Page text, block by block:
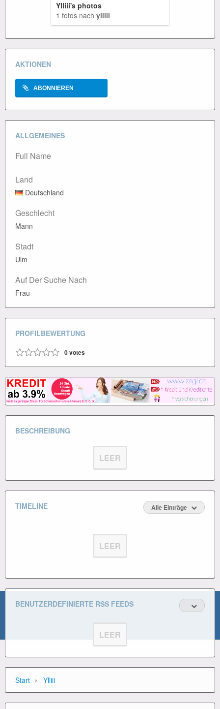
Ylliii's photos
1 fotos nach ylliii
AKTIONEN
ABONNIEREN
ALLGEMEINES
Full Name
Land
Deutschland
Geschlecht
Mann
Stadt
Ulm
Auf Der Suche Nach
Frau
PROFILBEWERTUNG
0votes
BESCHREIBUNG
LEER
TIMELINE Alle Einträge
LEER
BENUTZERDEFINIERTE RSS FEEDS
LEER
Start › Ylliii